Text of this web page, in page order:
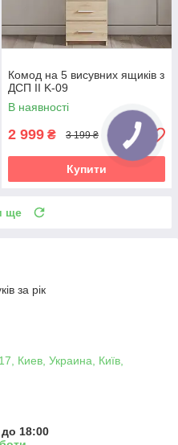
Комод на 5 висувних ящиків з
ДСП II K-09
В наявності
2 999 ₴ 3 199 ₴
Купити
ще
за рік
Киев, Украина, Київ,
18:00